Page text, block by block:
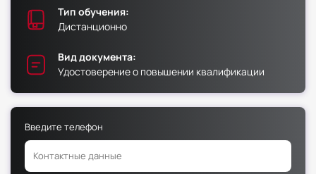
Факультет педагогики
Факультет психологии
Факультет рекламы и связей с общественностью
Факультет социальной работы
Факультет физической культуры и спорта
Тип обучения:
Дистанционно
Вид документа:
Удостоверение о повышении квалификации
Введите телефон